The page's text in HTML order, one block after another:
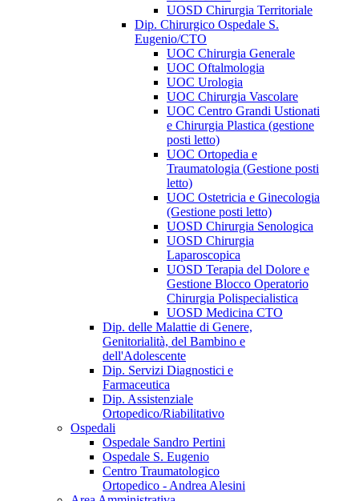
UOSD Chirurgia Territoriale
Dip. Chirurgico Ospedale S.
Eugenio/CTO
UOC Chirurgia Generale
UOC Oftalmologia
UOC Urologia
UOC Chirurgia Vascolare
UOC Centro Grandi Ustionati
e Chirurgia Plastica (gestione
posti letto)
UOC Ortopedia e
Traumatologia (Gestione posti
letto)
UOC Ostetricia e Ginecologia
(Gestione posti letto)
UOSD Chirurgia Senologica
UOSD Chirurgia
Laparoscopica
UOSD Terapia del Dolore e
Gestione Blocco Operatorio
Chirurgia Polispecialistica
UOSD Medicina CTO
Dip. delle Malattie di Genere,
Genitorialità, del Bambino e
dell'Adolescente
Dip. Servizi Diagnostici e
Farmaceutica
Dip. Assistenziale
Ortopedico/Riabilitativo
Ospedali
Ospedale Sandro Pertini
Ospedale S. Eugenio
Centro Traumatologico
Ortopedico - Andrea Alesini